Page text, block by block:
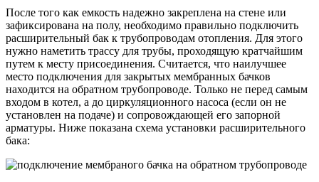
После того как емкость надежно закреплена на стене или
зафиксирована на полу, необходимо правильно подключить
расширительный бак к трубопроводам отопления. Для этого
нужно наметить трассу для трубы, проходящую кратчайшим
путем к месту присоединения. Считается, что наилучшее
место подключения для закрытых мембранных бачков
находится на обратном трубопроводе. Только не перед самым
входом в котел, а до циркуляционного насоса (если он не
установлен на подаче) и сопровождающей его запорной
арматуры. Ниже показана схема установки расширительного
бака: